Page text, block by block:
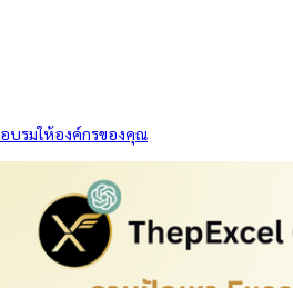
อบรมให้องค์กรของคุณ